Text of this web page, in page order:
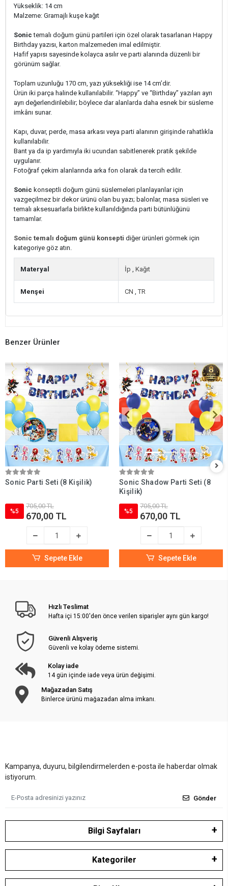
Yükseklik: 14 cm
Malzeme: Gramajlı kuşe kağıt
Sonic temalı doğum günü partileri için özel olarak tasarlanan Happy
Birthday yazısı, karton malzemeden imal edilmiştir.
Hafif yapısı sayesinde kolayca asılır ve parti alanında düzenli bir
görünüm sağlar.
Toplam uzunluğu 170 cm, yazı yüksekliği ise 14 cm’dir.
Ürün iki parça halinde kullanılabilir. “Happy” ve “Birthday” yazıları ayrı
ayrı değerlendirilebilir; böylece dar alanlarda daha esnek bir süsleme
imkânı sunar.
Kapı, duvar, perde, masa arkası veya parti alanının girişinde rahatlıkla
kullanılabilir.
Bant ya da ip yardımıyla iki ucundan sabitlenerek pratik şekilde
uygulanır.
Fotoğraf çekim alanlarında arka fon olarak da tercih edilir.
Sonic konseptli doğum günü süslemeleri planlayanlar için
vazgeçilmez bir dekor ürünü olan bu yazı; balonlar, masa süsleri ve
temalı aksesuarlarla birlikte kullanıldığında parti bütünlüğünü
tamamlar.
Sonic temalı doğum günü konsepti diğer ürünleri görmek için
kategoriye göz atın.
Materyal İp , Kağıt
Menşei CN ,TR
Benzer Ürünler
Sonic Parti Seti (8 Kişilik)
%5
705,00 TL
670,00 TL
Sepete Ekle
Sonic Shadow Parti Seti (8
Kişilik)
%5
705,00 TL
670,00 TL
Sepete Ekle
Hızlı Teslimat
Hafta içi 15:00'den önce verilen siparişler aynı gün kargo!
Güvenli Alışveriş
Güvenli ve kolay ödeme sistemi.
Kolay iade
14 gün içinde iade veya ürün değişimi.
Mağazadan Satış
Binlerce ürünü mağazadan alma imkanı.
Kampanya, duyuru, bilgilendirmelerden e-posta ile haberdar olmak
istiyorum.
Gönder
Bilgi Sayfaları
Kategoriler